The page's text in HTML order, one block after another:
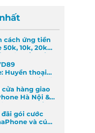
cách ứng tiền
50k, 10k, 20k
khi khẩn cấp
Huyền thoại
thoại đã trở lại
cửa hàng giao
Hà Nội &
gần
gói cước
và cú